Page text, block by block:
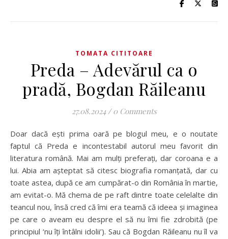
TOMATA CITITOARE
Preda – Adevărul ca o
pradă, Bogdan Răileanu
27.08.2024 / 0 Comments
Doar dacă ești prima oară pe blogul meu, e o noutate
faptul că Preda e incontestabil autorul meu favorit din
literatura română. Mai am mulți preferați, dar coroana e a
lui. Abia am așteptat să citesc biografia romanțată, dar cu
toate astea, după ce am cumpărat-o din România în martie,
am evitat-o. Mă chema de pe raft dintre toate celelalte din
teancul nou, însă cred că îmi era teamă că ideea și imaginea
pe care o aveam eu despre el să nu îmi fie zdrobită (pe
principiul ‘nu îți întâlni idolii’). Sau că Bogdan Răileanu nu îl va